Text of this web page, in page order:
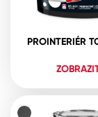
PROINTERIÉR